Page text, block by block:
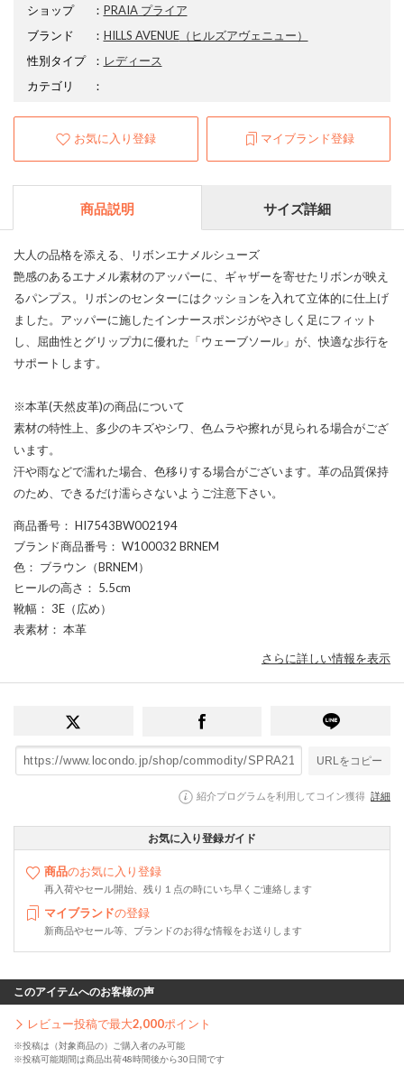
ショップ ： PRAIA プライア
ブランド
： HILLS AVENUE（ヒルズアヴェニュー）
性別タイプ
： レディース
カテゴリ
：
お気に入り登録 マイブランド登録
商品説明 サイズ詳細
大人の品格を添える、リボンエナメルシューズ
艶感のあるエナメル素材のアッパーに、ギャザーを寄せたリボンが映え
るパンプス。リボンのセンターにはクッションを入れて立体的に仕上げ
ました。アッパーに施したインナースポンジがやさしく足にフィット
し、屈曲性とグリップ力に優れた「ウェーブソール」が、快適な歩行を
サポートします。
※本革(天然皮革)の商品について
素材の特性上、多少のキズやシワ、色ムラや擦れが見られる場合がござ
います。
汗や雨などで濡れた場合、色移りする場合がございます。革の品質保持
のため、できるだけ濡らさないようご注意下さい。
商品番号 ： HI7543BW002194
ブランド商品番号 ： W100032 BRNEM
色 ： ブラウン（BRNEM）
ヒールの高さ ： 5.5cm
靴幅 ： 3E（広め）
表素材 ： 本革
さらに詳しい情報を表示
URLをコピー
紹介プログラムを利用してコイン獲得 詳細
お気に入り登録ガイド
商品のお気に入り登録
再入荷やセール開始、残り１点の時にいち早くご連絡します
マイブランドの登録
新商品やセール等、ブランドのお得な情報をお送りします
このアイテムへのお客様の声
レビュー投稿で最大2,000ポイント
※投稿は（対象商品の）ご購入者のみ可能
※投稿可能期間は商品出荷48時間後から30日間です